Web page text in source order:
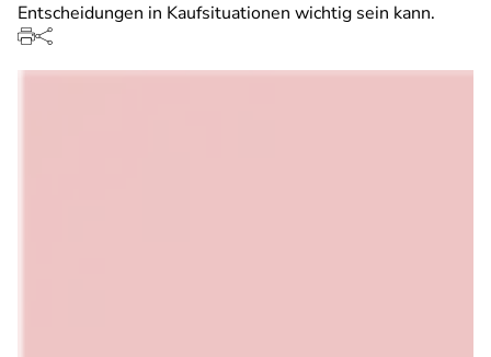
Entscheidungen in Kaufsituationen wichtig sein kann.